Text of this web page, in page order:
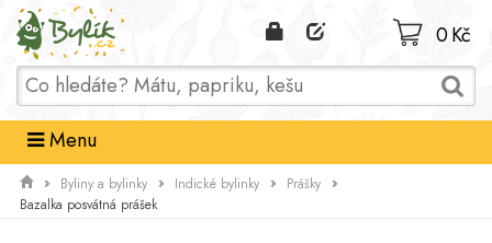
Domů
0 Kč
Menu
Byliny a bylinky Indické bylinky
Prášky
Bazalka posvátná prášek